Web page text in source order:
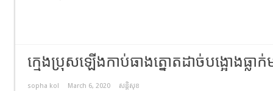
ក្មេងប្រុសឡើងកាប់ធាងត្នោតដាច់បង្អោងធ្លា
sopha kol March 6, 2020 សន្តិសុខ